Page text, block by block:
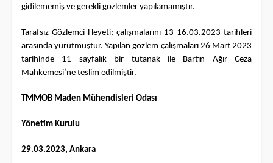
gidilememiş ve gerekli gözlemler yapılamamıştır.
Tarafsız Gözlemci Heyeti; çalışmalarını 13-16.03.2023 tarihleri
arasında yürütmüştür. Yapılan gözlem çalışmaları 26 Mart 2023
tarihinde 11 sayfalık bir tutanak ile Bartın Ağır Ceza
Mahkemesi’ne teslim edilmiştir.
TMMOB Maden Mühendisleri Odası
Yönetim Kurulu
29.03.2023, Ankara